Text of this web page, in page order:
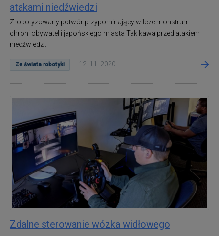
atakami niedźwiedzi
Zrobotyzowany potwór przypominający wilcze monstrum
chroni obywatelii japońskiego miasta Takikawa przed atakiem
niedźwiedzi.
Ze świata robotyki 12. 11. 2020
Zdalne sterowanie wózka widłowego